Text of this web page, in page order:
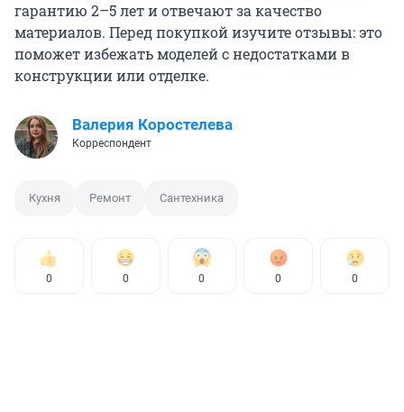
гарантию 2–5 лет и отвечают за качество
материалов. Перед покупкой изучите отзывы: это
поможет избежать моделей с недостатками в
конструкции или отделке.
Валерия Коростелева
Корреспондент
Кухня Ремонт Сантехника
0 0 0 0 0